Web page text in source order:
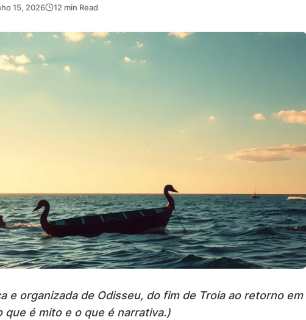
15, 2026 12 min Read
e organizada de Odisseu, do fim de Troia ao retorno em
que é mito e o que é narrativa.)